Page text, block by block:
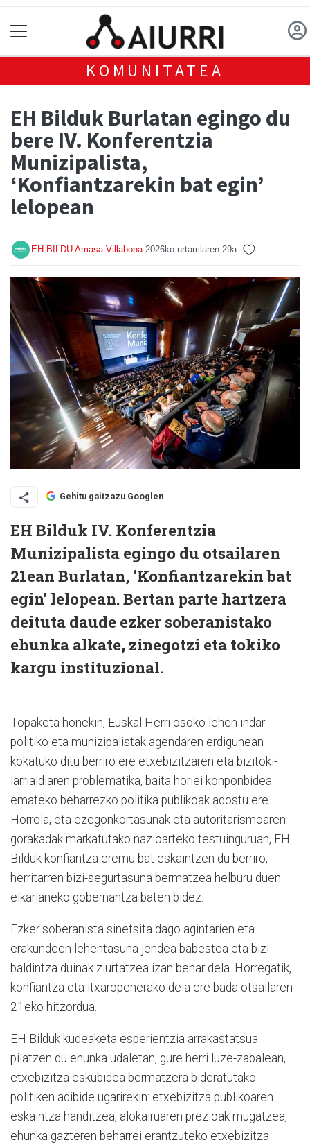
KOMUNITATEA
EH Bilduk Burlatan egingo du
bere IV. Konferentzia
Munizipalista,
‘Konfiantzarekin bat egin’
lelopean
EH BILDU Amasa-Villabona 2026ko urtarrilaren 29a
Gehitu gaitzazu Googlen
EH Bilduk IV. Konferentzia
Munizipalista egingo du otsailaren
21ean Burlatan, ‘Konfiantzarekin bat
egin’ lelopean. Bertan parte hartzera
deituta daude ezker soberanistako
ehunka alkate, zinegotzi eta tokiko
kargu instituzional.
Topaketa honekin, Euskal Herri osoko lehen indar
politiko eta munizipalistak agendaren erdigunean
kokatuko ditu berriro ere etxebizitzaren eta bizitoki-
larrialdiaren problematika, baita horiei konponbidea
emateko beharrezko politika publikoak adostu ere.
Horrela, eta ezegonkortasunak eta autoritarismoaren
gorakadak markatutako nazioarteko testuinguruan, EH
Bilduk konfiantza eremu bat eskaintzen du berriro,
herritarren bizi-segurtasuna bermatzea helburu duen
elkarlaneko gobernantza baten bidez.
Ezker soberanista sinetsita dago agintarien eta
erakundeen lehentasuna jendea babestea eta bizi-
baldintza duinak ziurtatzea izan behar dela. Horregatik,
konfiantza eta itxaropenerako deia ere bada otsailaren
21eko hitzordua.
EH Bilduk kudeaketa esperientzia arrakastatsua
pilatzen du ehunka udaletan, gure herri luze-zabalean,
etxebizitza eskubidea bermatzera bideratutako
politiken adibide ugarirekin: etxebizitza publikoaren
eskaintza handitzea, alokairuaren prezioak mugatzea,
ehunka gazteren beharrei erantzuteko etxebizitza